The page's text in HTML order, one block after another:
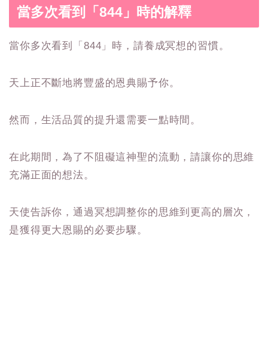
當多次看到「844」時的解釋
當你多次看到「844」時，請養成冥想的習慣。
天上正不斷地將豐盛的恩典賜予你。
然而，生活品質的提升還需要一點時間。
在此期間，為了不阻礙這神聖的流動，請讓你的思維
充滿正面的想法。
天使告訴你，通過冥想調整你的思維到更高的層次，
是獲得更大恩賜的必要步驟。